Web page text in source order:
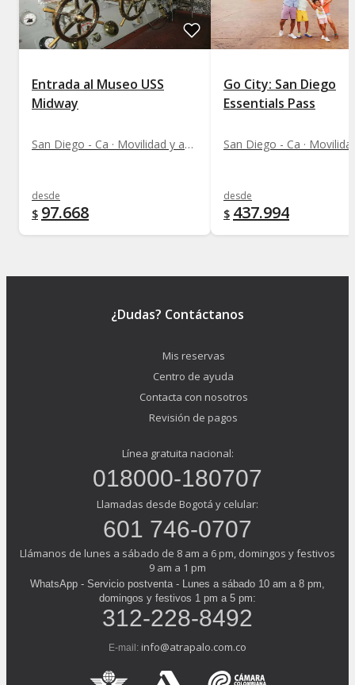
Entrada al Museo USS
Midway
San Diego - Ca · Movilidad y acceso a monumentos
desde
$ 97.668
Go City: San Diego
Essentials Pass
desde
$ 437.994
¿Dudas? Contáctanos
Mis reservas
Centro de ayuda
Contacta con nosotros
Revisión de pagos
Línea gratuita nacional:
018000-180707
Llamadas desde Bogotá y celular:
601 746-0707
Llámanos de lunes a sábado de 8 am a 6 pm, domingos y festivos
9 am a 1 pm
WhatsApp - Servicio postventa - Lunes a sábado 10 am a 8 pm,
domingos y festivos 1 pm a 5 pm:
312-228-8492
E-mail: info@atrapalo.com.co